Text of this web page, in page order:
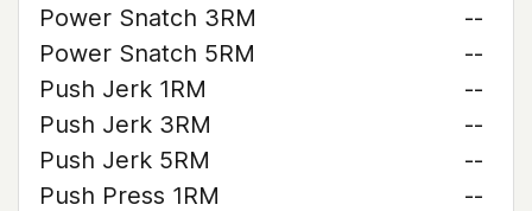
Power Snatch 3RM
--
Power Snatch 5RM
--
Push Jerk 1RM
--
Push Jerk 3RM
--
Push Jerk 5RM
--
Push Press 1RM
--